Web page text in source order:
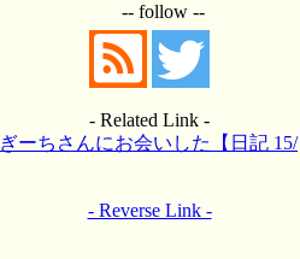
-- follow --
- Related Link -
ぎーちさんにお会いした【日記 15/
- Reverse Link -